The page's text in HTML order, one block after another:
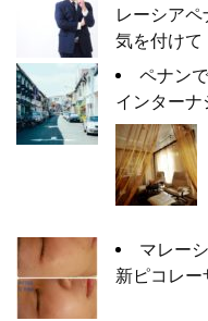
レーシア
気を付け
ペナン
インターナ
マレー
新ピコレー